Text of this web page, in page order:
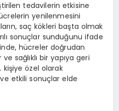
tedavilerin etkisine
yenilenmesini
saç kökleri başta olmak
sonuçlar sunduğunu ifade
hücreler doğrudan
sağlıklı bir yapıya geri
özel olarak
ve etkili sonuçlar elde